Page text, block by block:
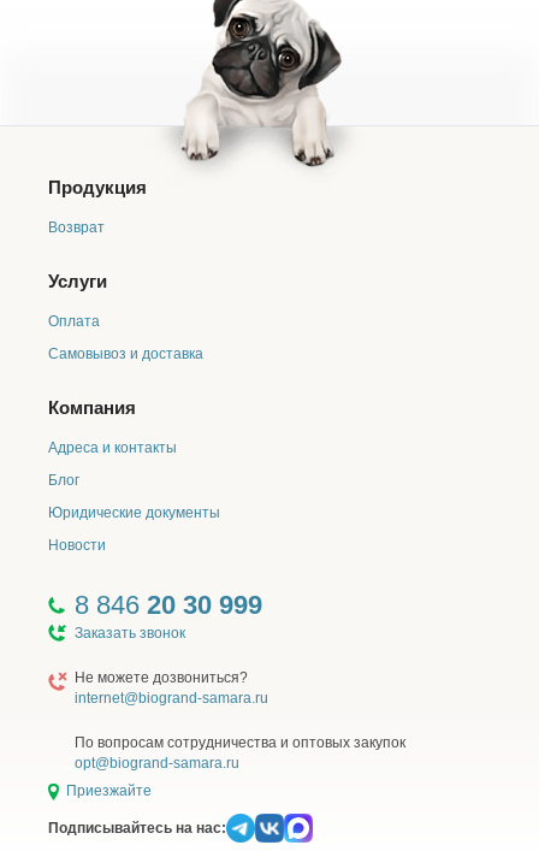
Продукция
Возврат
Услуги
Оплата
Самовывоз и доставка
Компания
Адреса и контакты
Блог
Юридические документы
Новости
8 846 20 30 999
Заказать звонок
Не можете дозвониться?
internet@biogrand-samara.ru
По вопросам сотрудничества и оптовых закупок
opt@biogrand-samara.ru
Приезжайте
Подписывайтесь на нас: